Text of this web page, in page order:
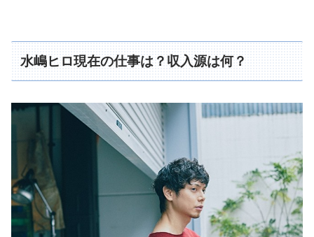
水嶋ヒロ現在の仕事は？収入源は何？